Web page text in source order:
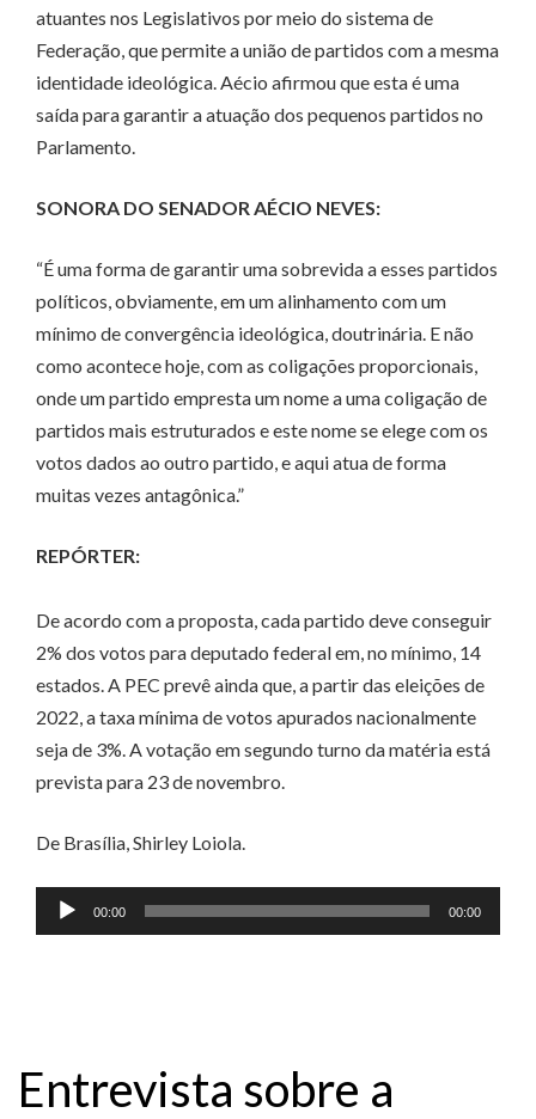
atuantes nos Legislativos por meio do sistema de
Federação, que permite a união de partidos com a mesma
identidade ideológica. Aécio afirmou que esta é uma
saída para garantir a atuação dos pequenos partidos no
Parlamento.
SONORA DO SENADOR AÉCIO NEVES:
“É uma forma de garantir uma sobrevida a esses partidos
políticos, obviamente, em um alinhamento com um
mínimo de convergência ideológica, doutrinária. E não
como acontece hoje, com as coligações proporcionais,
onde um partido empresta um nome a uma coligação de
partidos mais estruturados e este nome se elege com os
votos dados ao outro partido, e aqui atua de forma
muitas vezes antagônica.”
REPÓRTER:
De acordo com a proposta, cada partido deve conseguir
2% dos votos para deputado federal em, no mínimo, 14
estados. A PEC prevê ainda que, a partir das eleições de
2022, a taxa mínima de votos apurados nacionalmente
seja de 3%. A votação em segundo turno da matéria está
prevista para 23 de novembro.
De Brasília, Shirley Loiola.
Tocador
de
00:00 00:00
Entrevista sobre a